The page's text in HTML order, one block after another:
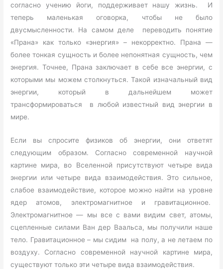
согласно учению йоги, поддерживает нашу жизнь. И
теперь маленькая оговорка, чтобы не было
двусмысленности. На самом деле переводить понятие
«Прана» как только «энергия» – некорректно. Прана —
более тонкая сущность и более непонятная сущность, чем
энергия. Точнее, Прана заключает в себе все энергии, с
которыми мы можем столкнуться. Такой изначальный вид
энергии, который в дальнейшем может
трансформироваться в любой известный вид энергии в
мире.
Если вы спросите физиков об энергии, они ответят
следующим образом. Согласно современной научной
картине мира, во Вселенной присутствуют четыре вида
энергии или четыре вида взаимодействия. Это сильное,
слабое взаимодействие, которое можно найти на уровне
ядер атомов, электромагнитное и гравитационное.
Электромагнитное — мы все с вами видим свет, атомы,
сцепленные силами Ван дер Ваальса, мы получили наше
тело. Гравитационное – мы сидим на полу, а не летаем по
воздуху. Согласно современной научной картине мира,
существуют только эти четыре вида взаимодействия.